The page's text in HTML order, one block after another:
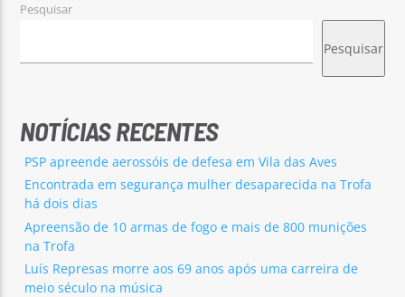
Pesquisar
Pesquisar
NOTÍCIAS RECENTES
PSP apreende aerossóis de defesa em Vila das Aves
Encontrada em segurança mulher desaparecida na Trofa
há dois dias
Apreensão de 10 armas de fogo e mais de 800 munições
na Trofa
Luís Represas morre aos 69 anos após uma carreira de
meio século na música